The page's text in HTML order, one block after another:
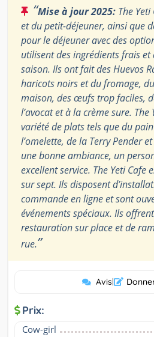
“Mise à jour 2025: The
et du petit-déjeuner, ainsi que
pour le déjeuner avec des
utilisent des ingrédients frais et
saison. Ils ont fait des Huevos
haricots noirs et du fromage,
maison, des œufs trop faciles,
l’avocat et à la crème sure. The
variété de plats tels que du
l’omelette, de la Terry Pender
une bonne ambiance, un
excellent service. The Yeti Cafe
sur sept. Ils disposent
commande en ligne et sont
événements spéciaux. Ils
restauration sur place et de
rue.”
Avis|
Prix:
Cow-girl